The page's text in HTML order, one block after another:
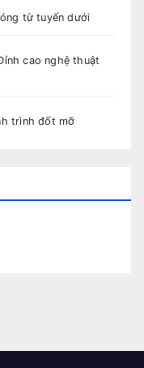
từ tuyến dưới
cao nghệ thuật
trình đốt mỡ